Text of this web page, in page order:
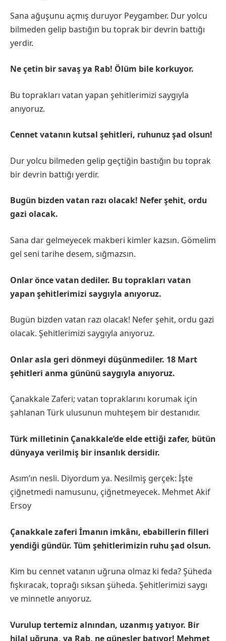
Sana ağuşunu açmış duruyor Peygamber. Dur yolcu
bilmeden gelip bastığın bu toprak bir devrin battığı
yerdir.
Ne çetin bir savaş ya Rab! Ölüm bile korkuyor.
Bu toprakları vatan yapan şehitlerimizi saygıyla
anıyoruz.
Cennet vatanın kutsal şehitleri, ruhunuz şad olsun!
Dur yolcu bilmeden gelip geçtiğin bastığın bu toprak
bir devrin battığı yerdir.
Bugün bizden vatan razı olacak! Nefer şehit, ordu
gazi olacak.
Sana dar gelmeyecek makberi kimler kazsın. Gömelim
gel seni tarihe desem, sığmazsın.
Onlar önce vatan dediler. Bu toprakları vatan
yapan şehitlerimizi saygıyla anıyoruz.
Bugün bizden vatan razı olacak! Nefer şehit, ordu gazi
olacak. Şehitlerimizi saygıyla anıyoruz.
Onlar asla geri dönmeyi düşünmediler. 18 Mart
şehitleri anma gününü saygıyla anıyoruz.
Çanakkale Zaferi; vatan topraklarını korumak için
şahlanan Türk ulusunun muhteşem bir destanıdır.
Türk milletinin Çanakkale’de elde ettiği zafer, bütün
dünyaya verilmiş bir insanlık dersidir.
Asım’ın nesli. Diyordum ya. Nesilmiş gerçek: İşte
çiğnetmedi namusunu, çiğnetmeyecek. Mehmet Akif
Ersoy
Çanakkale zaferi İmanın imkânı, ebabillerin filleri
yendiği gündür. Tüm şehitlerimizin ruhu şad olsun.
Kim bu cennet vatanın uğruna olmaz ki feda? Şüheda
fışkıracak, toprağı sıksan şüheda. Şehitlerimizi saygı
ve minnetle anıyoruz.
Vurulup tertemiz alnından, uzanmış yatıyor. Bir
hilal uğruna, ya Rab, ne güneşler batıyor! Mehmet